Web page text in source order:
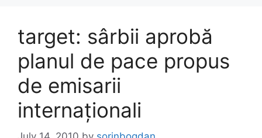
target: sârbii aprobă
planul de pace propus
de emisarii
internaționali